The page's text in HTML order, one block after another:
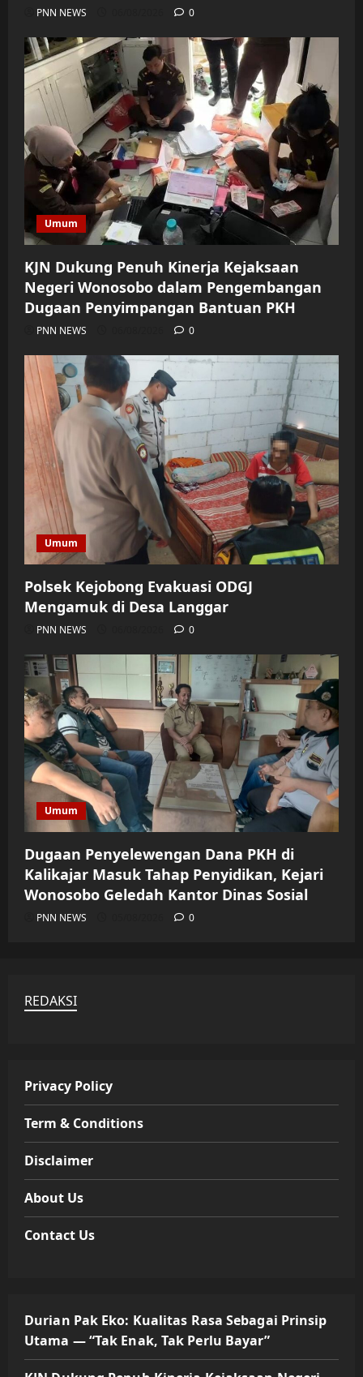
PNN NEWS 0
Umum
KJN Dukung Penuh Kinerja Kejaksaan
Negeri Wonosobo dalam Pengembangan
Dugaan Penyimpangan Bantuan PKH
PNN NEWS 0
Umum
Polsek Kejobong Evakuasi ODGJ
Mengamuk di Desa Langgar
PNN NEWS 0
Umum
Dugaan Penyelewengan Dana PKH di
Kalikajar Masuk Tahap Penyidikan, Kejari
Wonosobo Geledah Kantor Dinas Sosial
PNN NEWS 0
REDAKSI
Privacy Policy
Term & Conditions
Disclaimer
About Us
Contact Us
Durian Pak Eko: Kualitas Rasa Sebagai Prinsip
Utama — “Tak Enak, Tak Perlu Bayar”